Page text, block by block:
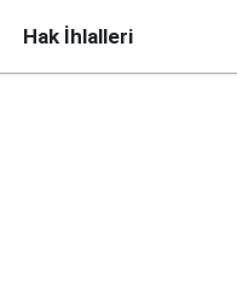
Hak İhlalleri